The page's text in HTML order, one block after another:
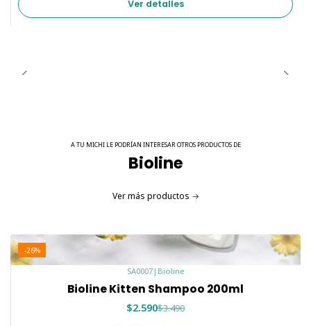
Ver detalles
A TU MICHI LE PODRÍAN INTERESAR OTROS PRODUCTOS DE
Bioline
Ver más productos
-26%
SA0007 | Bioline
Bioline Kitten Shampoo 200ml
$2.590$3.490